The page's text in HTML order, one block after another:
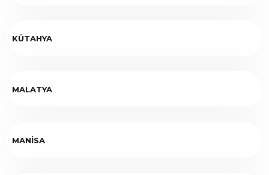
KÜTAHYA
MALATYA
MANİSA